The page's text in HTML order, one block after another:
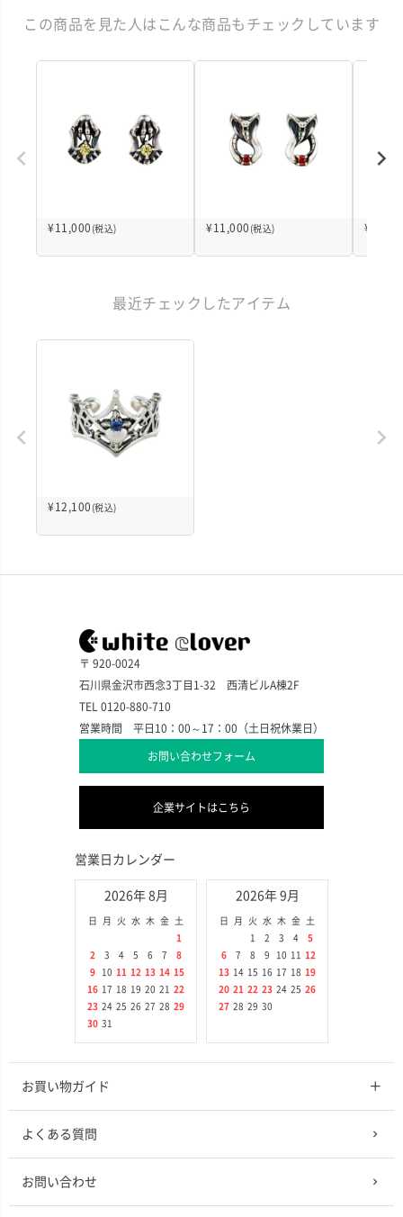
この商品を見た人はこんな商品もチェックしています
¥ 11,000 (税込) ¥ 11,000 (税込) ¥
最近チェックしたアイテム
¥ 12,100 (税込)
〒 920-0024
石川県金沢市西念3丁目1-32 西清ビルA棟2F
TEL 0120-880-710
営業時間 平日10：00～17：00（土日祝休業日）
お問い合わせフォーム
企業サイトはこちら
営業日カレンダー
2026年 8月
日 月 火 水 木 金
土
1
2
3 4 5 6 7
8
9
10 11 12 13 14 15
16 17 18 19 20 21
22
23 24 25 26 27 28 29
30 31
2026年 9月
日 月 火 水 木 金
土
1
2 3 4
5
6
7 8 9 10 11
12
13 14 15 16 17 18 19
20 21 22 23 24 25 26
27 28 29 30
お買い物ガイド
よくある質問
お問い合わせ